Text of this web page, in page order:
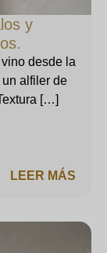
y
desde la
alfiler de
[…]
LEER MÁS